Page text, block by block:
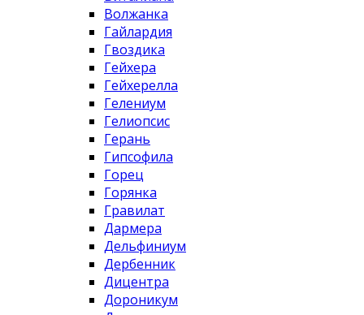
Волжанка
Гайлардия
Гвоздика
Гейхера
Гейхерелла
Гелениум
Гелиопсис
Герань
Гипсофила
Горец
Горянка
Гравилат
Дармера
Дельфиниум
Дербенник
Дицентра
Дороникум